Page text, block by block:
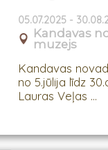
05.07.2025 -
Kandavas
muzejs
Kandavas
no 5.jūlija līdz
Lauras Veļas ...